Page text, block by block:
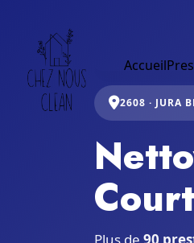
Accueil
2608 · JURA